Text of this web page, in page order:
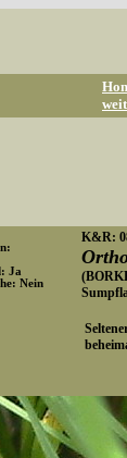
Ja
Nein
K&R: